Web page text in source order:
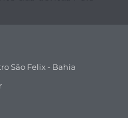
São Felix - Bahia